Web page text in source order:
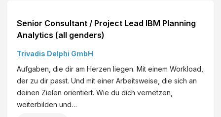
Senior Consultant / Project Lead IBM Planning
Analytics (all genders)
Trivadis Delphi GmbH
Aufgaben, die dir am Herzen liegen. Mit einem Workload,
der zu dir passt. Und mit einer Arbeitsweise, die sich an
deinen Zielen orientiert. Wie du dich vernetzen,
weiterbilden und…